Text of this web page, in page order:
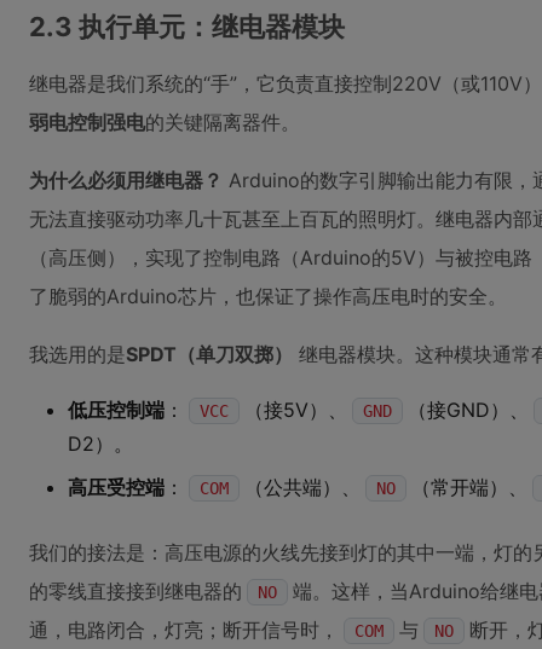
2.3 执行单元：继电器模块
继电器是我们系统的“手”，它负责直接控制220V（或110V
弱电控制强电的关键隔离器件。
为什么必须用继电器？ Arduino的数字引脚输出能力有限，
无法直接驱动功率几十瓦甚至上百瓦的照明灯。继电器内
（高压侧），实现了控制电路（Arduino的5V）与被控电
了脆弱的Arduino芯片，也保证了操作高压电时的安全。
我选用的是SPDT（单刀双掷） 继电器模块。这种模块通常
低压控制端 ： VCC （接5V）、 GND
（接GND）、
D2）。
高压受控端 ： COM （公共端）、 NO （常开端）、
我们的接法是：高压电源的火线先接到灯的其中一端，灯的
的零线直接接到继电器的
NO
端。这样，当Arduino给继
通，电路闭合，灯亮；断开信号时，
COM 与 NO 断开，